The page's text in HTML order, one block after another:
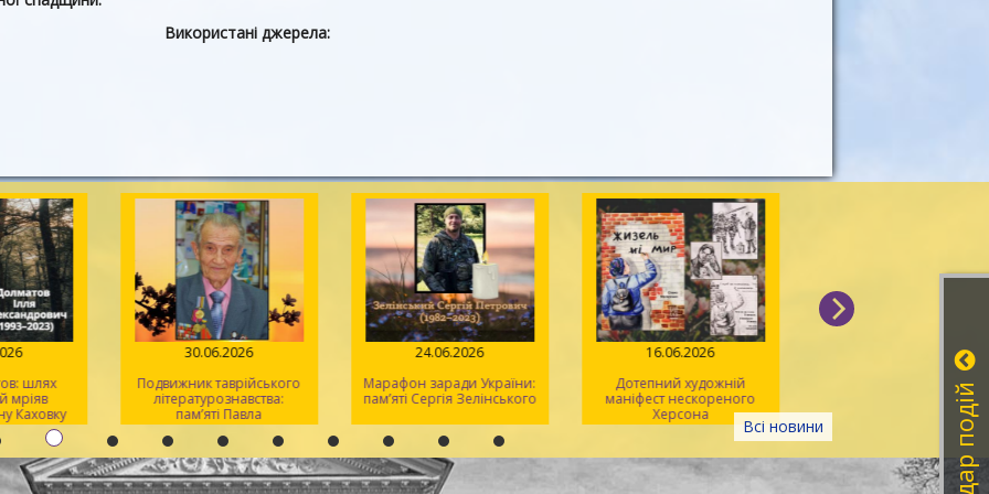
Використані джерела:
Всі новини
шлях
мріяв
Каховку
30.06.2026
Подвижник таврійського
літературознавства:
пам’яті Павла
Кіндратовича
Параскевича
24.06.2026
Марафон заради України:
пам’яті Сергія Зелінського
16.06.2026
Дотепний художній
маніфест нескореного
Херсона
08.06.2026
Літературна
херсонських